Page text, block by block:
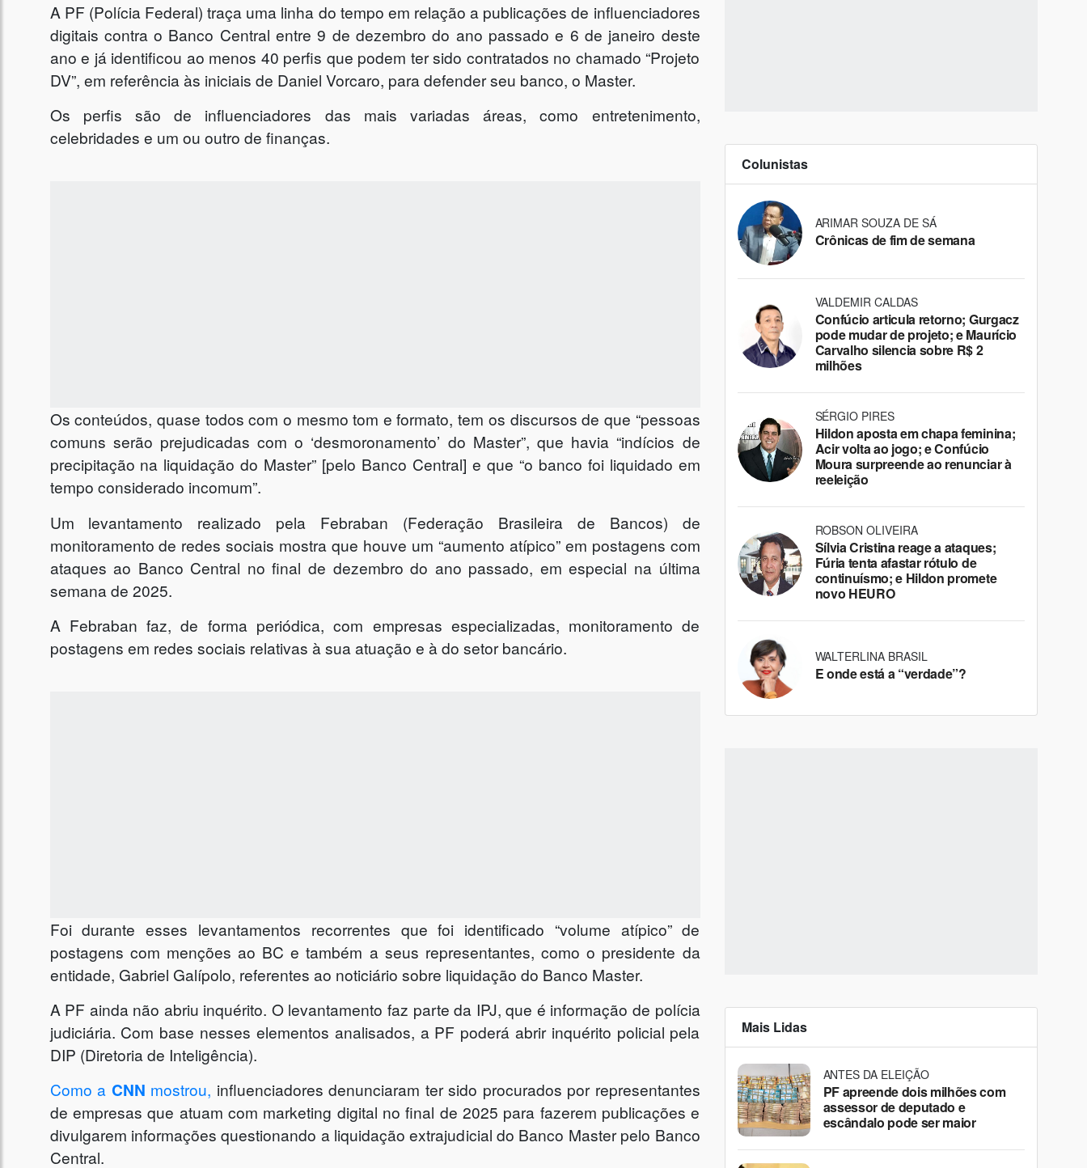
A PF (Polícia Federal) traça uma linha do tempo em relação a publicações de influenciadores
digitais contra o Banco Central entre 9 de dezembro do ano passado e 6 de janeiro deste
ano e já identificou ao menos 40 perfis que podem ter sido contratados no chamado “Projeto
DV”, em referência às iniciais de Daniel Vorcaro, para defender seu banco, o Master.
Os perfis são de influenciadores das mais variadas áreas, como entretenimento,
celebridades e um ou outro de finanças.
Os conteúdos, quase todos com o mesmo tom e formato, tem os discursos de que “pessoas
comuns serão prejudicadas com o ‘desmoronamento’ do Master”, que havia “indícios de
precipitação na liquidação do Master” [pelo Banco Central] e que “o banco foi liquidado em
tempo considerado incomum”.
Um levantamento realizado pela Febraban (Federação Brasileira de Bancos) de
monitoramento de redes sociais mostra que houve um “aumento atípico” em postagens com
ataques ao Banco Central no final de dezembro do ano passado, em especial na última
semana de 2025.
A Febraban faz, de forma periódica, com empresas especializadas, monitoramento de
postagens em redes sociais relativas à sua atuação e à do setor bancário.
Foi durante esses levantamentos recorrentes que foi identificado “volume atípico” de
postagens com menções ao BC e também a seus representantes, como o presidente da
entidade, Gabriel Galípolo, referentes ao noticiário sobre liquidação do Banco Master.
A PF ainda não abriu inquérito. O levantamento faz parte da IPJ, que é informação de polícia
judiciária. Com base nesses elementos analisados, a PF poderá abrir inquérito policial pela
DIP (Diretoria de Inteligência).
Como a CNN mostrou, influenciadores denunciaram ter sido procurados por representantes
de empresas que atuam com marketing digital no final de 2025 para fazerem publicações e
divulgarem informações questionando a liquidação extrajudicial do Banco Master pelo Banco
Central.
Colunistas
ARIMAR SOUZA DE SÁ
Crônicas de fim de semana
VALDEMIR CALDAS
Confúcio articula retorno; Gurgacz
pode mudar de projeto; e Maurício
Carvalho silencia sobre R$ 2
milhões
SÉRGIO PIRES
Hildon aposta em chapa feminina;
Acir volta ao jogo; e Confúcio
Moura surpreende ao renunciar à
reeleição
ROBSON OLIVEIRA
Sílvia Cristina reage a ataques;
Fúria tenta afastar rótulo de
continuísmo; e Hildon promete
novo HEURO
WALTERLINA BRASIL
E onde está a “verdade”?
Mais Lidas
ANTES DA ELEIÇÃO
PF apreende dois milhões com
assessor de deputado e
escândalo pode ser maior